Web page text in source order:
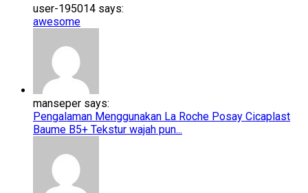
user-195014 says:
awesome
manseper says:
Pengalaman Menggunakan La Roche Posay Cicaplast
Baume B5+​​ Tekstur wajah pun...